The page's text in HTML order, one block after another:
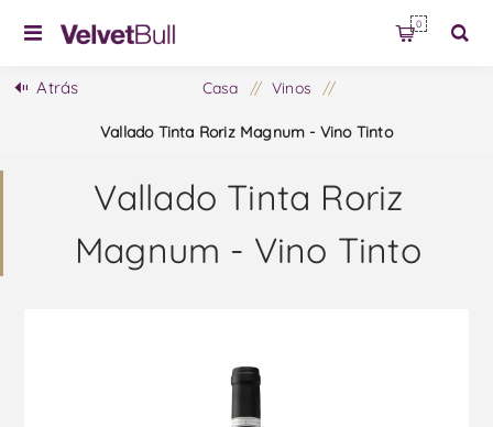
0
Atrás Casa / Vinos /
Vallado Tinta Roriz Magnum - Vino Tinto
Vallado Tinta Roriz
Magnum - Vino Tinto